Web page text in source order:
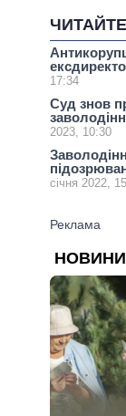
17:34
Суд знов
2023, 10:30
січня 2022,